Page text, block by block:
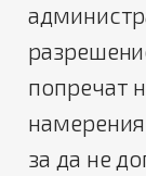
попречат
за да не